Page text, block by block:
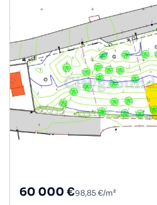
60 000 €98,85 €/m²